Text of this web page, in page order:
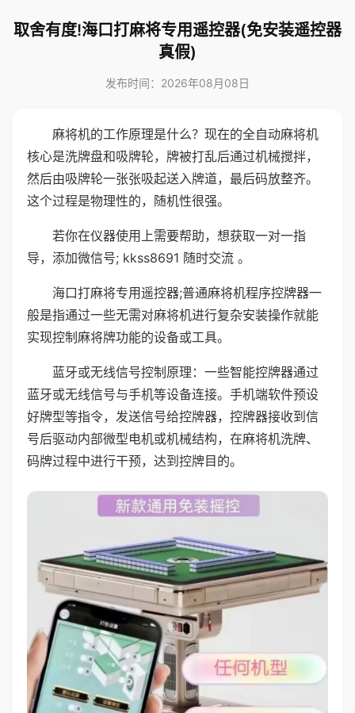
取舍有度!海口打麻将专用遥控器(免安装遥控器
真假)
发布时间：2026年08月08日
麻将机的工作原理是什么？现在的全自动麻将机
核心是洗牌盘和吸牌轮，牌被打乱后通过机械搅拌，
然后由吸牌轮一张张吸起送入牌道，最后码放整齐。
这个过程是物理性的，随机性很强。
若你在仪器使用上需要帮助，想获取一对一指
导，添加微信号; kkss8691 随时交流 。
海口打麻将专用遥控器;普通麻将机程序控牌器一
般是指通过一些无需对麻将机进行复杂安装操作就能
实现控制麻将牌功能的设备或工具。
蓝牙或无线信号控制原理：一些智能控牌器通过
蓝牙或无线信号与手机等设备连接。手机端软件预设
好牌型等指令，发送信号给控牌器，控牌器接收到信
号后驱动内部微型电机或机械结构，在麻将机洗牌、
码牌过程中进行干预，达到控牌目的。